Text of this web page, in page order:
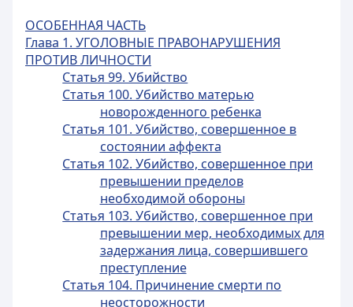
ОСОБЕННАЯ ЧАСТЬ
Глава 1. УГОЛОВНЫЕ ПРАВОНАРУШЕНИЯ
ПРОТИВ ЛИЧНОСТИ
Статья 99. Убийство
Статья 100. Убийство матерью
новорожденного ребенка
Статья 101. Убийство, совершенное в
состоянии аффекта
Статья 102. Убийство, совершенное при
превышении пределов
необходимой обороны
Статья 103. Убийство, совершенное при
превышении мер, необходимых для
задержания лица, совершившего
преступление
Статья 104. Причинение смерти по
неосторожности